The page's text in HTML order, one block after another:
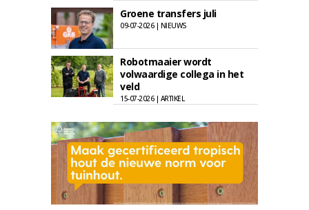
Groene transfers juli
09-07-2026 | NIEUWS
Robotmaaier wordt
volwaardige collega in het
veld
15-07-2026 | ARTIKEL